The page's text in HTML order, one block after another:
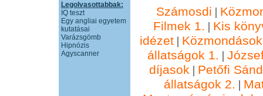
Legolvasottabbak:
IQ teszt
Egy angliai egyetem
kutatásai
Varázsgömb
Hipnózis
Agyscanner
Számosdi |
Filmek 1. | Kis
idézet |
állatságok 1. |
díjasok | Petőfi
állatságok 2. |